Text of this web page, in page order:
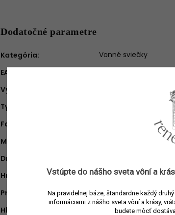
Dodatočné parametre
Kategória:
Vonné sviečky
EAN
Výrobca
Typ produktu
Farba
Materiál
Druh vône
Hmotnosť náplne:
2800 g
Približná doba horenia:
300 hod.
Hlava
Čierne ríbezle, citrón,
Vstúpte do nášho sveta vôní a
Na pravidelnej báze, štandardne každý
informáciami z nášho sveta vôní a krásy,
budete môcť